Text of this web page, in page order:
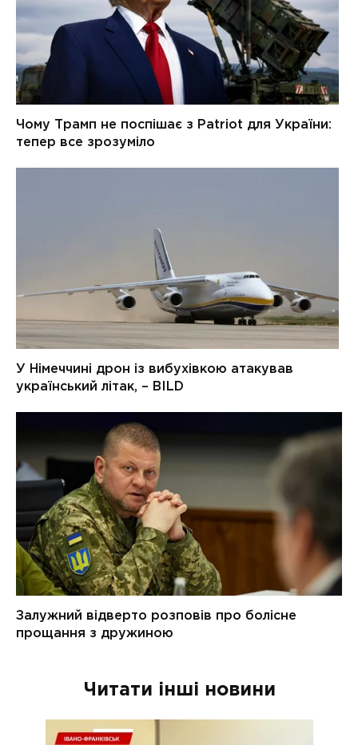
Читати інші новини